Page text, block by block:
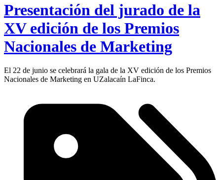
Presentación del jurado de la
XV edición de los Premios
Nacionales de Marketing
El 22 de junio se celebrará la gala de la XV edición de los Premios
Nacionales de Marketing en UZalacaín LaFinca.